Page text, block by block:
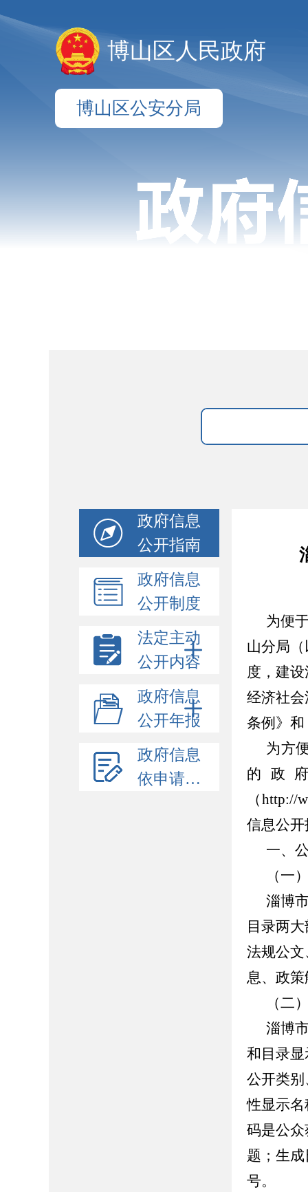
博山区人民政府
博山区公安分局
政府信息
公开指南
政府信息
公开制度
法定主动
公开内容
政府信息
公开年报
政府信息
依申请公开
为便
山分局
度，建
经济社
条例》
为方
的政
（http://
信息公
一、
（一
淄博
目录两
法规公
息、政
（二
淄博
和目录
公开类
性显示
码是公
题；生
号。